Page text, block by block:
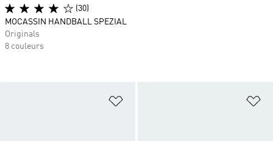
Ajouter à la Liste de produits
(30)
MOCASSIN HANDBALL SPEZIAL
Originals
8 couleurs